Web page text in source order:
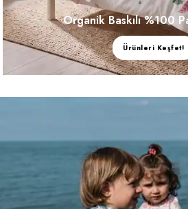
Organik Baskılı %100
Ürünleri Keşfet!